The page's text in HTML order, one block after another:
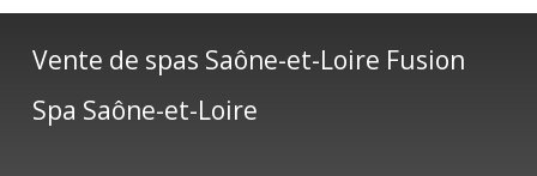
Vente de spas Saône-et-Loire Fusion
Spa Saône-et-Loire